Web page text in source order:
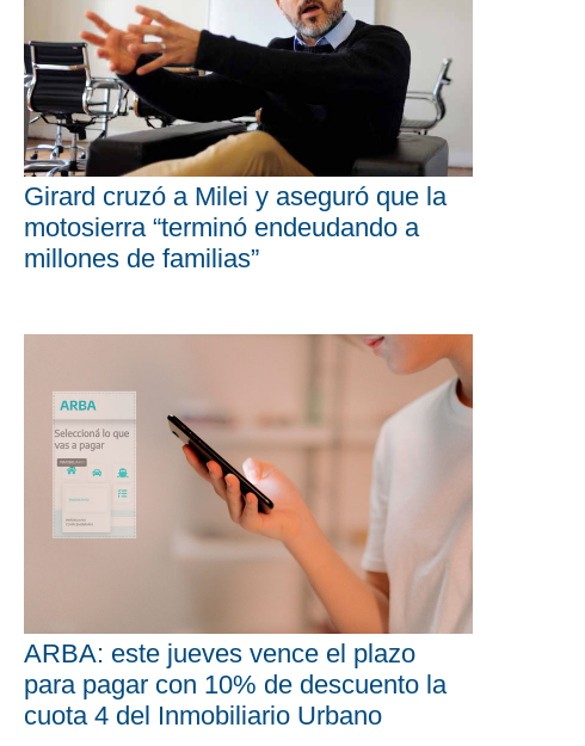
Girard cruzó a Milei y aseguró que la
motosierra “terminó endeudando a
millones de familias”
ARBA: este jueves vence el plazo
para pagar con 10% de descuento la
cuota 4 del Inmobiliario Urbano